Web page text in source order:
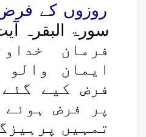
روزوں کے
فرمان
ایمان
فرض کیے
پر فرض
تمہیں